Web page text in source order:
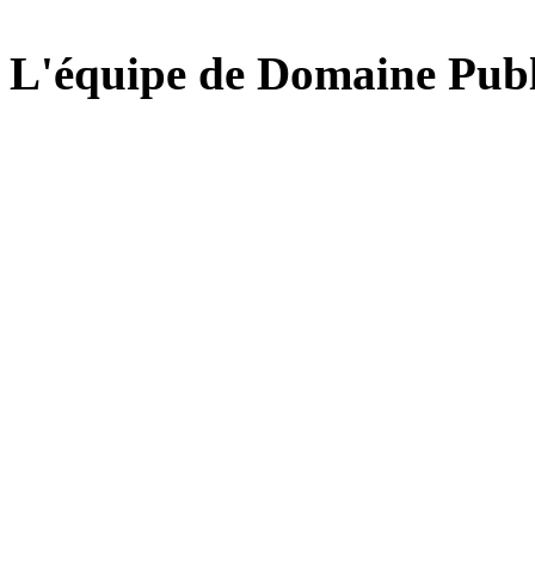
L'équipe de Domaine